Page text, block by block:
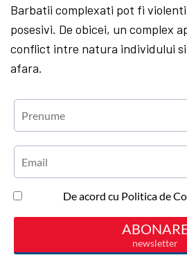
Barbatii complexati pot fi
posesivi. De obicei, un complex
conflict intre natura individului si
afara.